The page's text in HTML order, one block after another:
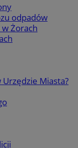
odpadów
Żorach
Urzędzie Miasta?